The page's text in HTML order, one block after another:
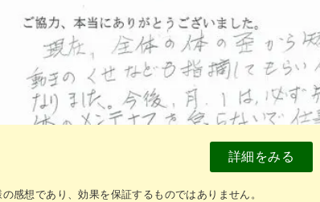
詳細をみる
感想であり、効果を保証するものではありません。